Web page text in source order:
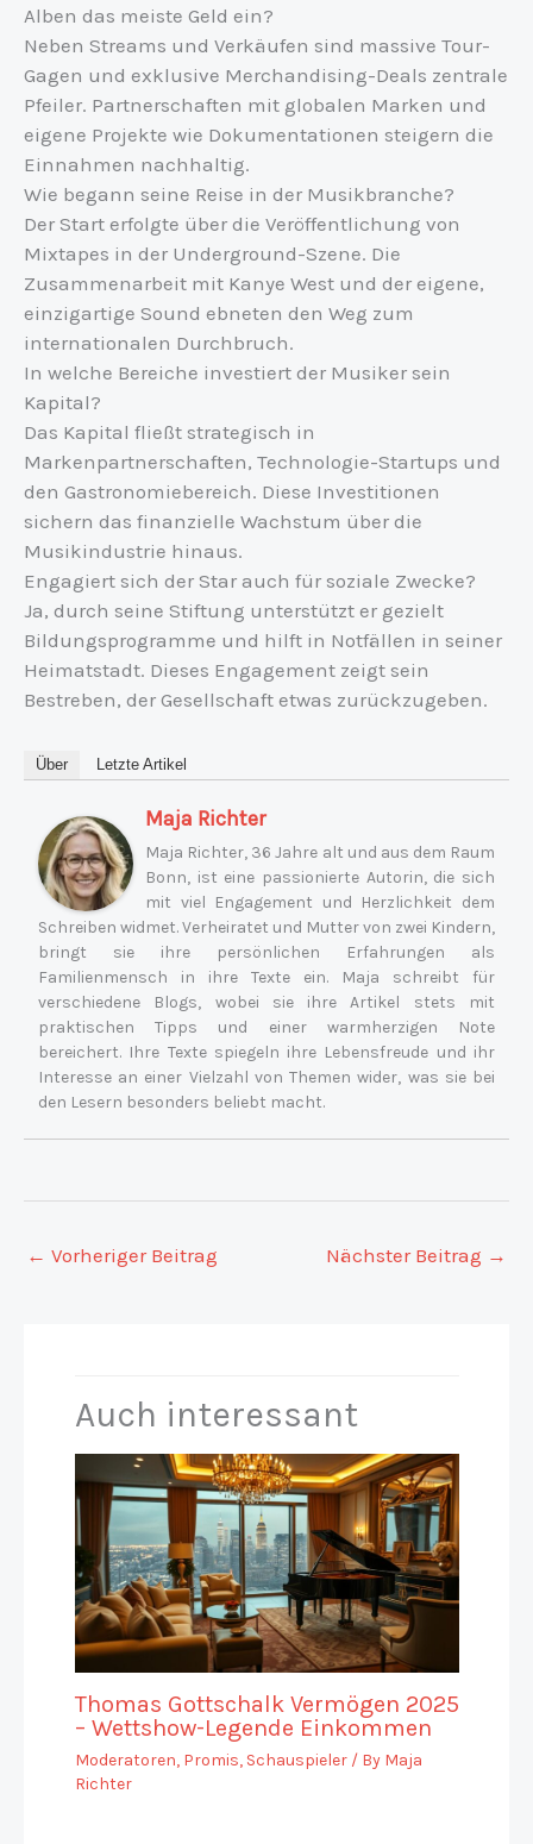
Alben das meiste Geld ein?
Neben Streams und Verkäufen sind massive Tour-
Gagen und exklusive Merchandising-Deals zentrale
Pfeiler. Partnerschaften mit globalen Marken und
eigene Projekte wie Dokumentationen steigern die
Einnahmen nachhaltig.
Wie begann seine Reise in der Musikbranche?
Der Start erfolgte über die Veröffentlichung von
Mixtapes in der Underground-Szene. Die
Zusammenarbeit mit Kanye West und der eigene,
einzigartige Sound ebneten den Weg zum
internationalen Durchbruch.
In welche Bereiche investiert der Musiker sein
Kapital?
Das Kapital fließt strategisch in
Markenpartnerschaften, Technologie-Startups und
den Gastronomiebereich. Diese Investitionen
sichern das finanzielle Wachstum über die
Musikindustrie hinaus.
Engagiert sich der Star auch für soziale Zwecke?
Ja, durch seine Stiftung unterstützt er gezielt
Bildungsprogramme und hilft in Notfällen in seiner
Heimatstadt. Dieses Engagement zeigt sein
Bestreben, der Gesellschaft etwas zurückzugeben.
Über Letzte Artikel
Maja Richter
Maja Richter, 36 Jahre alt und aus dem Raum
Bonn, ist eine passionierte Autorin, die sich
mit viel Engagement und Herzlichkeit dem
Schreiben widmet. Verheiratet und Mutter von zwei Kindern,
bringt sie ihre persönlichen Erfahrungen als
Familienmensch in ihre Texte ein. Maja schreibt für
verschiedene Blogs, wobei sie ihre Artikel stets mit
praktischen Tipps und einer warmherzigen Note
bereichert. Ihre Texte spiegeln ihre Lebensfreude und ihr
Interesse an einer Vielzahl von Themen wider, was sie bei
den Lesern besonders beliebt macht.
← Vorheriger Beitrag Nächster Beitrag →
Auch interessant
Thomas Gottschalk Vermögen 2025
– Wettshow-Legende Einkommen
Moderatoren, Promis, Schauspieler/ By Maja
Richter